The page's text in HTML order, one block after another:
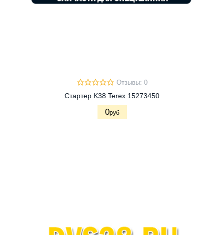
Отзывы: 0
Стартер K38 Terex 15273450
0руб